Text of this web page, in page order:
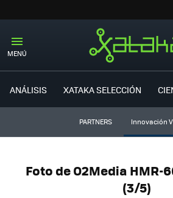
MENÚ
ANÁLISIS XATAKA SELECCIÓN
PARTNERS Innovación
Foto de O2Media HMR-
(3/5)